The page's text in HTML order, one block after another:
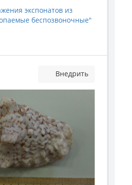
экспонатов из
беспозвоночные"
Внедрить